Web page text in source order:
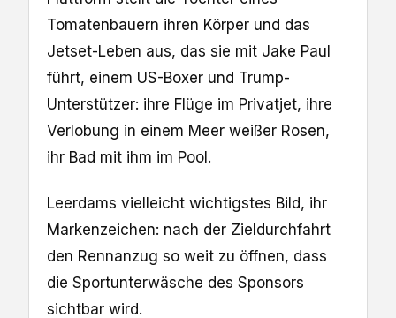
Tomatenbauern ihren Körper und das
Jetset-Leben aus, das sie mit Jake Paul
führt, einem US-Boxer und Trump-
Unterstützer: ihre Flüge im Privatjet, ihre
Verlobung in einem Meer weißer Rosen,
ihr Bad mit ihm im Pool.
Leerdams vielleicht wichtigstes Bild, ihr
Markenzeichen: nach der Zieldurchfahrt
den Rennanzug so weit zu öffnen, dass
die Sportunterwäsche des Sponsors
sichtbar wird.